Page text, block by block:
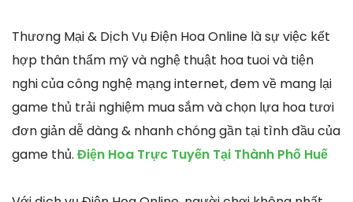
Thương Mại & Dịch Vụ Điện Hoa Online là sự việc kết
hợp thân thẩm mỹ và nghệ thuật hoa tuoi và tiện
nghi của công nghệ mạng internet, đem về mang lại
game thủ trải nghiệm mua sắm và chọn lựa hoa tươi
đơn giản dễ dàng & nhanh chóng gần tại tình đầu của
game thủ. Điện Hoa Trực Tuyến Tại Thành Phố Huế